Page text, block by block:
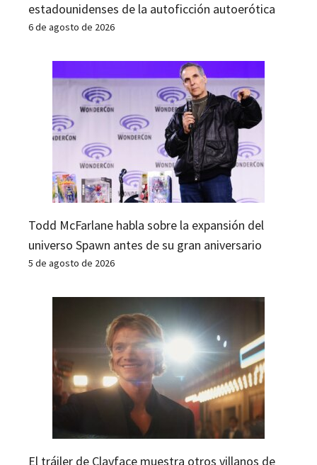
estadounidenses de la autoficción autoerótica
6 de agosto de 2026
Todd McFarlane habla sobre la expansión del
universo Spawn antes de su gran aniversario
5 de agosto de 2026
El tráiler de Clayface muestra otros villanos de